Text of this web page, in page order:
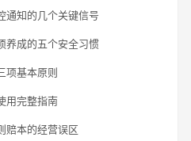
通知的几个关键信号
养成的五个安全习惯
项基本原则
用完整指南
赔本的经营误区